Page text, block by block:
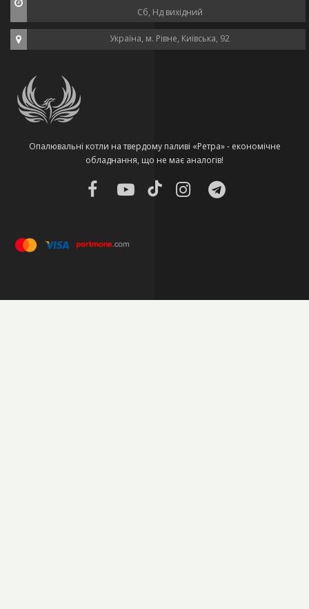
Сб, Нд вихідний
Україна, м. Рівне, Київська, 92
Опалювальні котли на твердому паливі «Ретра» - економічне
обладнання, що не має аналогів!